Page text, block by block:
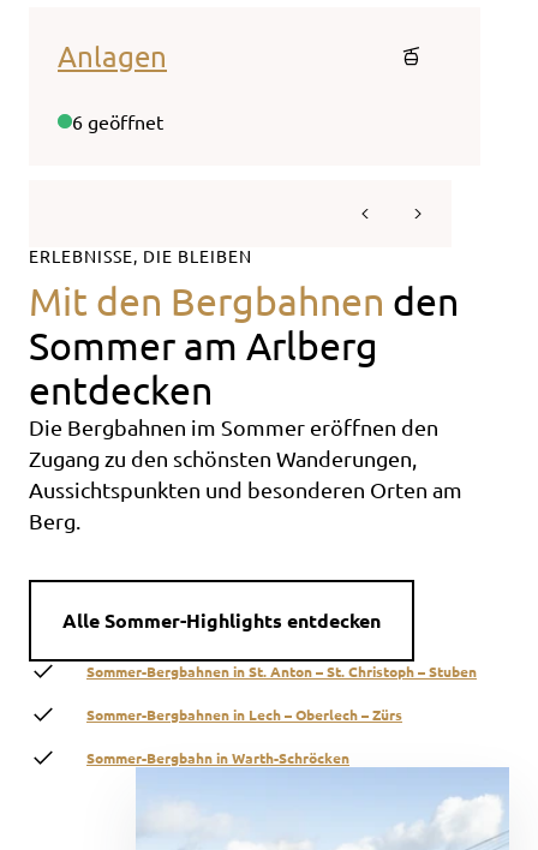
Anlagen
6 geöffnet
ERLEBNISSE, DIE BLEIBEN
Mit den Bergbahnen den
Sommer am Arlberg
entdecken
Die Bergbahnen im Sommer eröffnen den
Zugang zu den schönsten Wanderungen,
Aussichtspunkten und besonderen Orten am
Berg.
Alle Sommer-Highlights entdecken
Sommer-Bergbahnen in St. Anton – St. Christoph – Stuben
Sommer-Bergbahnen in Lech – Oberlech – Zürs
Sommer-Bergbahn in Warth-Schröcken